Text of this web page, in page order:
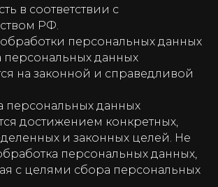
в соответствии с
РФ.
персональных данных
персональных данных
на законной и справедливой
персональных данных
достижением конкретных,
и законных целей. Не
персональных данных,
с целями сбора персональных